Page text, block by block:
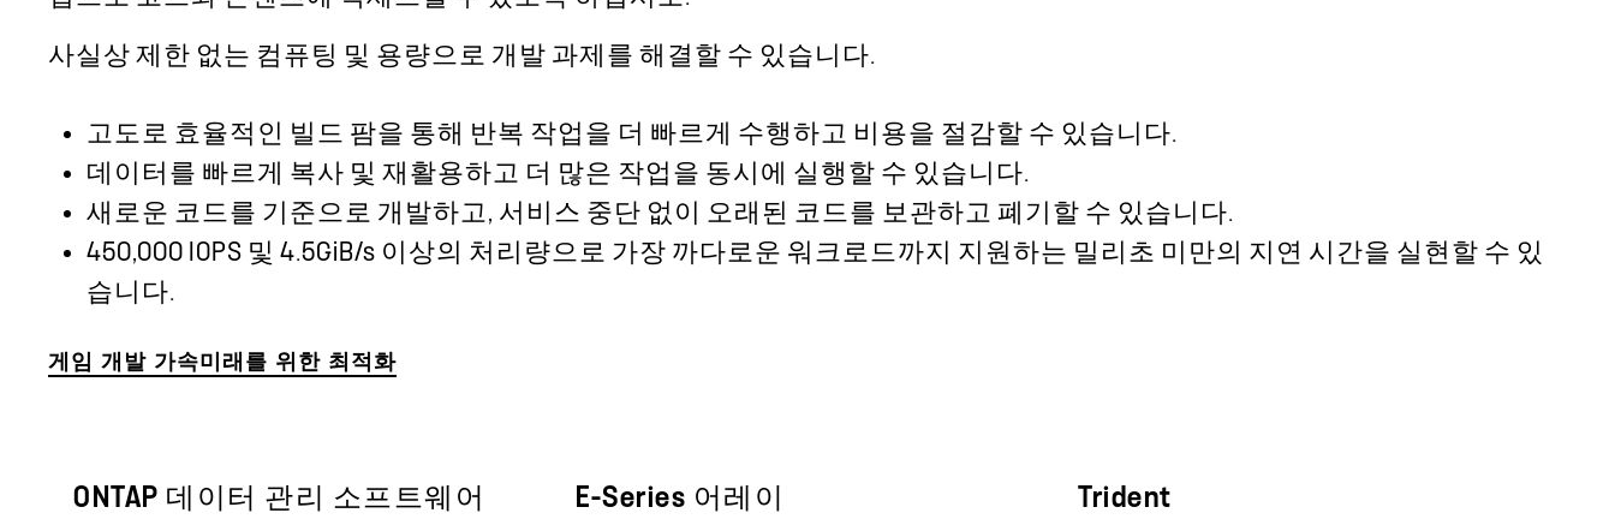
사실상 제한 없는 컴퓨팅 및 용량으로 개발 과제를 해결할 수 있습니다.
고도로 효율적인 빌드 팜을 통해 반복 작업을 더 빠르게 수행하고 비용을 절감할 수 있습니다.
데이터를 빠르게 복사 및 재활용하고 더 많은 작업을 동시에 실행할 수 있습니다.
새로운 코드를 기준으로 개발하고, 서비스 중단 없이 오래된 코드를 보관하고 폐기할 수 있습니다.
450,000 IOPS 및 4.5GiB/s 이상의 처리량으로 가장 까다로운 워크로드까지 지원하는 밀리초 미만의 지연 시간을 실현할 수 있
습니다.
게임 개발 가속미래를 위한 최적화
ONTAP 데이터 관리 소프트웨어 E-Series 어레이 Trident